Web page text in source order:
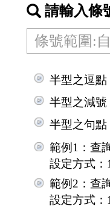
區
請輸入條
半型之逗點
半型之減號
半型之句點
範例1：查
設定方式：
範例2：查
設定方式：